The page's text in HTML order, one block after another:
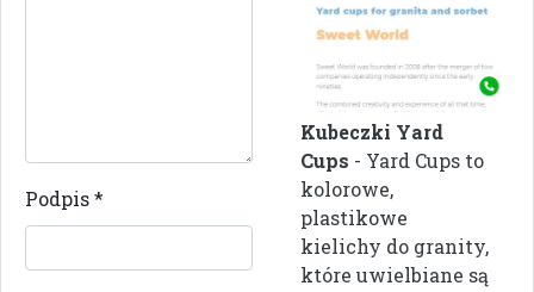
Podpis*
Kubeczki Yard
Cups - Yard Cups to
kolorowe,
plastikowe
kielichy do granity,
które uwielbiane są